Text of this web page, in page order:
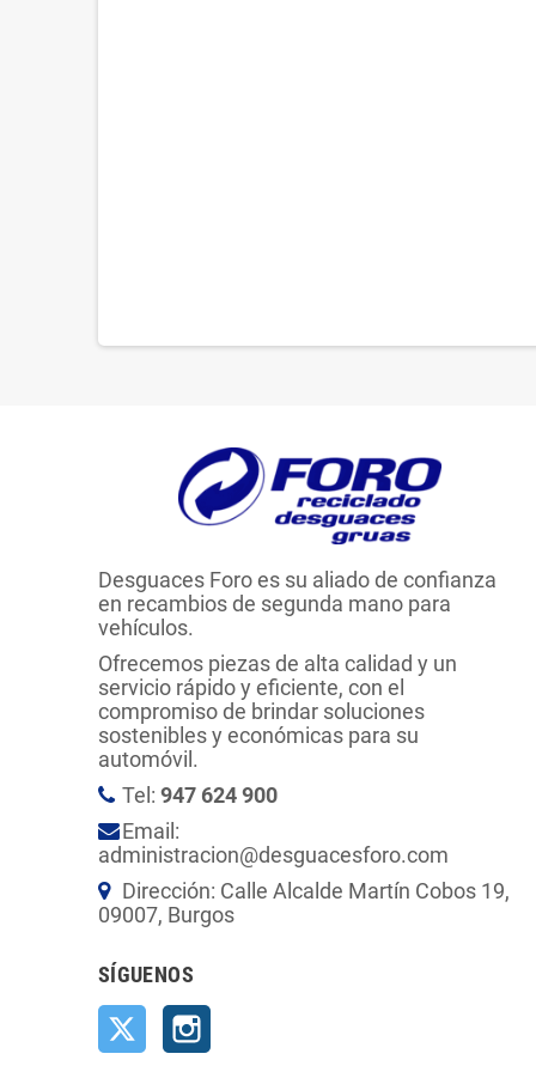
Desguaces Foro es su aliado de confianza
en recambios de segunda mano para
vehículos.
Ofrecemos piezas de alta calidad y un
servicio rápido y eficiente, con el
compromiso de brindar soluciones
sostenibles y económicas para su
automóvil.
Tel: 947 624 900
Email:
administracion@desguacesforo.com
Dirección: Calle Alcalde Martín Cobos 19,
09007, Burgos
SÍGUENOS
Twitter